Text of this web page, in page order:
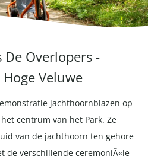
Overlopers -
Veluwe
jachthoornblazen op
centrum van het Park. Ze
van de jachthoorn ten gehore
de verschillende ceremoniÃ«le